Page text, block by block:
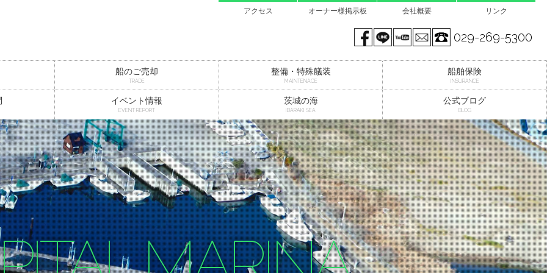
アクセス オーナー様掲示板 会社概要 リンク
029-269-5300
mail
You tube
LINE@
Facebook page
船のご売却
TRADE
整備・特殊艤装
MAINTENACE
船舶保険
INSURANCE
イベント情報
EVENT REPORT
茨城の海
IBARAKI SEA
公式ブログ
BLOG